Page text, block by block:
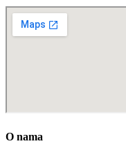
O nama